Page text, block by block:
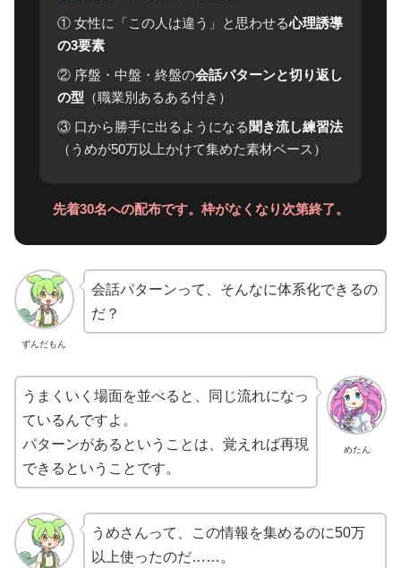
① 女性に「この人は違う」と思わせる心理誘導
の3要素
② 序盤・中盤・終盤の会話パターンと切り返し
の型 （職業別あるある付き）
③ 口から勝手に出るようになる 聞き流し練習法
（うめが50万以上かけて集めた素材ベース）
先着30名への配布です。枠がなくなり次第終了。
ずんだもん
会話パターンって、そんなに体系化できるの
だ？
めたん
うまくいく場面を並べると、同じ流れになっ
ているんですよ。
パターンがあるということは、覚えれば再現
できるということです。
うめさんって、この情報を集めるのに50万
以上使ったのだ……。